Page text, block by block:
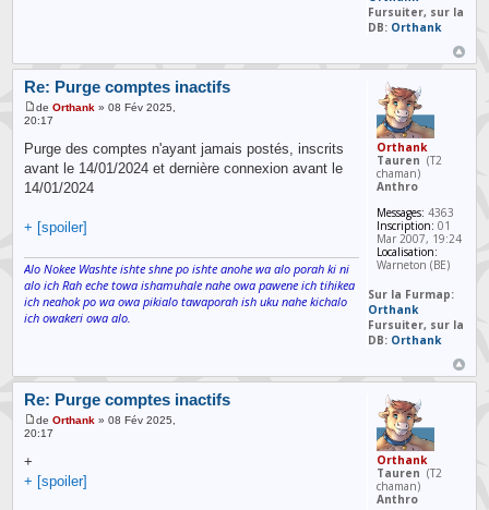
Fursuiter, sur la
DB: Orthank
Re: Purge comptes inactifs
deOrthank » 08 Fév 2025,
20:17
Purge des comptes n'ayant jamais postés, inscrits
avant le 14/01/2024 et dernière connexion avant le
14/01/2024
+ [spoiler]
Alo Nokee Washte ishte shne po ishte anohe wa alo porah ki ni
alo ich Rah eche towa ishamuhale nahe owa pawene ich tihikea
ich neahok po wa owa pikialo tawaporah ish uku nahe kichalo
ich owakeri owa alo.
Orthank
Tauren (T2
chaman)
Anthro
Messages: 4363
Inscription: 01
Mar 2007, 19:24
Localisation:
Warneton (BE)
Sur la Furmap:
Orthank
Fursuiter, sur la
DB: Orthank
Re: Purge comptes inactifs
deOrthank » 08 Fév 2025,
20:17
+
+ [spoiler]
Orthank
Tauren (T2
chaman)
Anthro